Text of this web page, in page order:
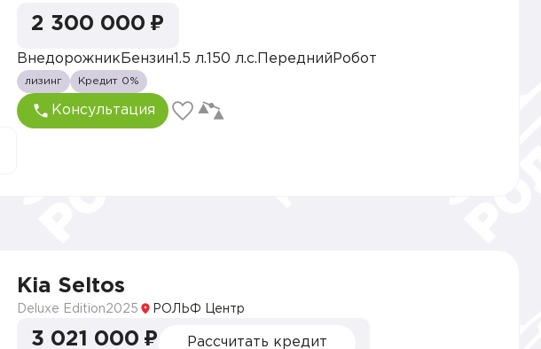
2 300 000 ₽
Внедорожник Бензин 1.5 л. 150 л.с. Передний Робот
лизинг Кредит 0%
Консультация
Kia Seltos
Deluxe Edition2025 РОЛЬФ Центр
3 021 000 ₽ Рассчитать кредит